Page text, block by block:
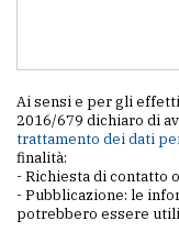
Ai sensi e per gli
2016/679 dichiaro di
trattamento dei dati
finalità:
- Richiesta di contatto
- Pubblicazione: le
potrebbero essere